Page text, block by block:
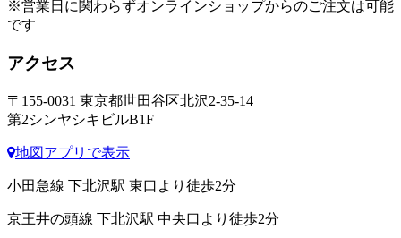
※営業日に関わらずオンラインショップからのご注文は可能
です
アクセス
〒155-0031 東京都世田谷区北沢2-35-14
第2シンヤシキビルB1F
地図アプリで表示
小田急線 下北沢駅 東口より徒歩2分
京王井の頭線 下北沢駅 中央口より徒歩2分